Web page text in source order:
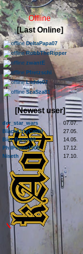
Offline
[Last Online]
DeltaPapa07
RobbTheRipper
zwantE
Pfretzschi
Ladde07
SzaSza81
[Newest user]
der_star_wars
07.07.
BlackKittyCat89
27.05.
Bier-Baron69
14.05.
PhilPower1908
17.12.
Niseth
17.10.